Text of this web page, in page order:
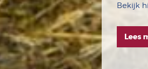
Bekijk
Lees